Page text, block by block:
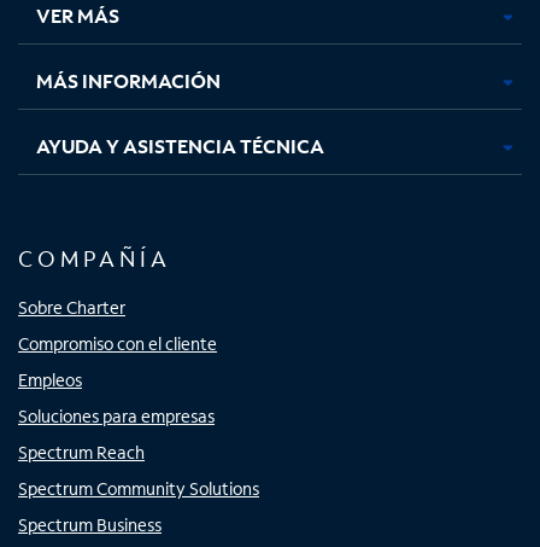
pestaña
nueva
pestaña
nueva
pestaña
nuevanueva
VER MÁS
MÁS INFORMACIÓN
AYUDA Y ASISTENCIA TÉCNICA
COMPAÑÍA
Sobre Charter
Compromiso con el cliente
Empleos
Soluciones para empresas
Spectrum Reach
Spectrum Community Solutions
Spectrum Business